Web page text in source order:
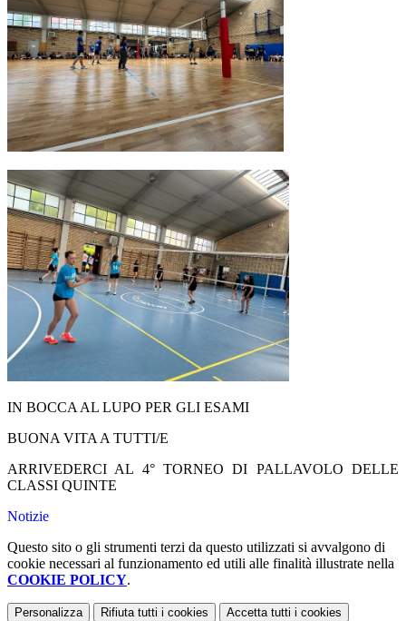
IN BOCCA AL LUPO PER GLI ESAMI
BUONA VITA A TUTTI/E
ARRIVEDERCI AL 4° TORNEO DI PALLAVOLO DELLE
CLASSI QUINTE
Notizie
Questo sito o gli strumenti terzi da questo utilizzati si avvalgono di
cookie necessari al funzionamento ed utili alle finalità illustrate nella
COOKIE POLICY.
Personalizza Rifiuta tutti i cookies Accetta tutti i cookies